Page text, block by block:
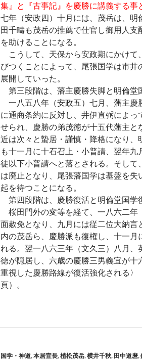
集』と『古事記』を慶勝に講義する事
七年（安政四）十月には、茂岳は、明
田千疇も茂岳の推薦で仕官し御用人
を助けることになる。
こうして、天保から安政期にかけて
びつくことによって、尾張国学は市井
展開していった。
第三段階は、藩主慶勝失脚と明倫堂
一八五八年（安政五）七月、藩主慶
に通商条約に反対し、井伊直弼によっ
せられ、慶勝の弟茂徳が十五代藩主と
近は次々と蟄居・謹慎・降格になり、
も十一月に十石召上・小普請、翌年
徒以下小普請へと落とされる。そして
は廃止となり、尾張藩国学は基盤を
起を待つことになる。
第四段階は、慶勝復活と明倫堂国学
桜田門外の変等を経て、一八六二年
面赦免となり、九月には従二位大納言
内の茂岳ら、慶勝派も復権し、十一月
れる。翌一八六三年（文久三）八月
徳が隠居し、六歳の慶勝三男義宜が十
重視した慶勝路線が復活強化される〉
頁）。
国学・神道,本居宣長,植松茂岳,横井千秋, 田中道麿,